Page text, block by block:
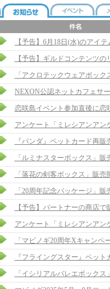
【予告】ギルドコンテンツ
「アクロテックウェアボッ
NEXON公認ネットカフェサ
恋咲島イベント参加直後に恋
アンケート「ミレシアンアン
『パンダ』ペットカード再販
「ルミナスターボックス」
「落花の剣客ボックス」販売
「20周年記念パッケージ」
【予告】パートナーの商店
アンケート「ミレシアンアン
「マビノギ20周年Xキャンペ
『フライングスター』ペッ
「イシリアルバレエボック